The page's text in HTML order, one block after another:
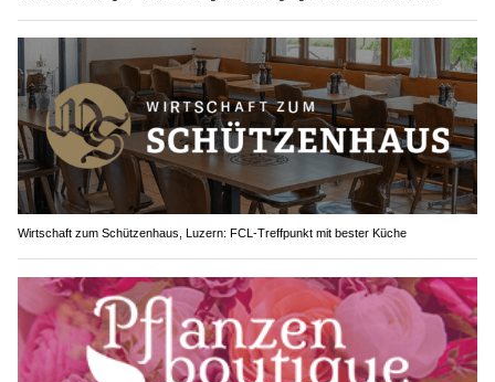
Wirtschaft zum Schützenhaus, Luzern: FCL-Treffpunkt mit bester Küche